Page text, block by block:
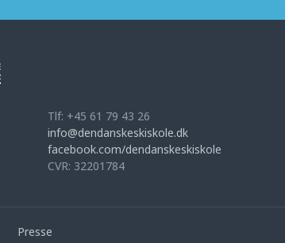
Tlf: +45 61 79 43 26
info@dendanskeskiskole.dk
facebook.com/dendanskeskiskole
CVR: 32201784
Presse